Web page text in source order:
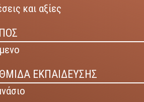
και αξίες
ΕΚΠΑΙΔΕΥΣΗΣ